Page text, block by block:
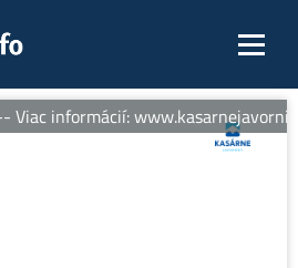
informácií: